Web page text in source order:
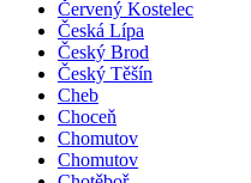
Červený Kostelec
Česká Lípa
Český Brod
Český Těšín
Cheb
Choceň
Chomutov
Chomutov